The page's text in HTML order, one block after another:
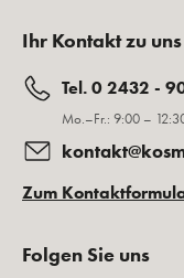
Ihr Kontakt zu uns
Tel. 0 2432 -
Mo.–Fr.: 9:00 –
Zum
Folgen Sie uns